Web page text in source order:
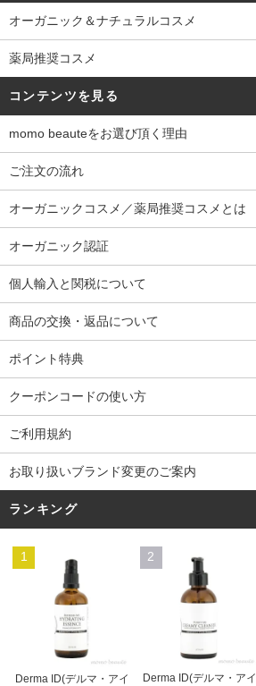
オーガニック＆ナチュラルコスメ
薬局推奨コスメ
コンテンツを見る
momo beauteをお選び頂く理由
ご注文の流れ
オーガニックコスメ／薬局推奨コスメとは
オーガニック認証
個人輸入と関税について
商品の交換・返品について
ポイント特典
クーポンコードの使い方
ご利用規約
お取り扱いブランド変更のご案内
ランキング
1
Derma ID(デルマ・アイ
2
Derma ID(デルマ・アイ